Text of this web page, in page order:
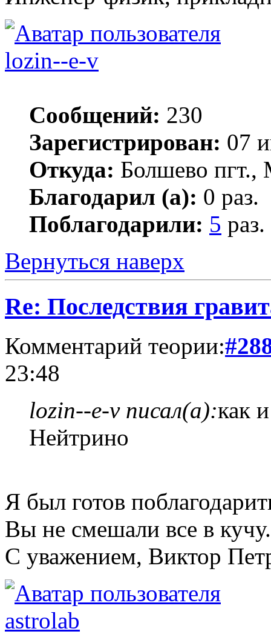
lozin--e-v
Сообщений: 230
Зарегистрирован: 07
Откуда: Болшево пгт.,
Благодарил (а): 0 раз.
Поблагодарили: 5 раз.
Вернуться наверх
Re: Последствия
Комментарий теории:
23:48
lozin--e-v писал(а):как
Нейтрино
Я был готов
Вы не смешали все в кучу.
С уважением, Виктор
astrolab